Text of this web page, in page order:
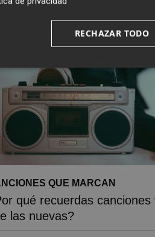
QUE MARCAN
qué recuerdas canciones
las nuevas?
RECHAZAR TODO